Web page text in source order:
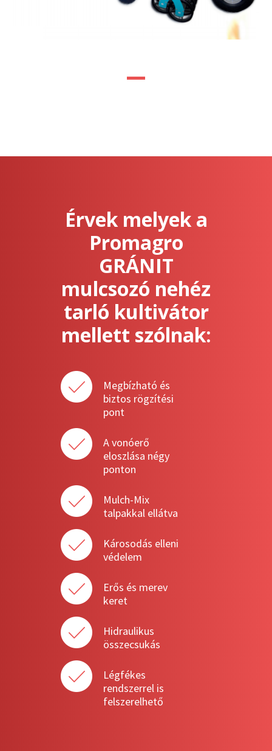
Érvek melyek a
Promagro
GRÁNIT
mulcsozó nehéz
tarló kultivátor
mellett szólnak:
Megbízható és
biztos rögzítési
pont
A vonóerő
eloszlása négy
ponton
Mulch-Mix
talpakkal ellátva
Károsodás elleni
védelem
Erős és merev
keret
Hidraulikus
összecsukás
Légfékes
rendszerrel is
felszerelhető